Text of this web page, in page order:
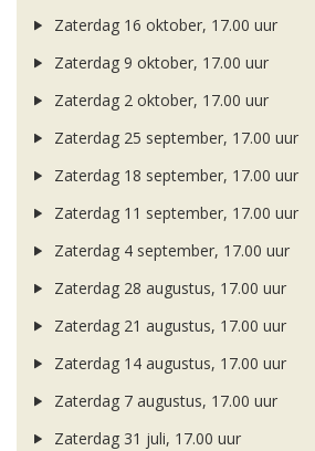
Zaterdag 16 oktober, 17.00 uur
Zaterdag 9 oktober, 17.00 uur
Zaterdag 2 oktober, 17.00 uur
Zaterdag 25 september, 17.00 uur
Zaterdag 18 september, 17.00 uur
Zaterdag 11 september, 17.00 uur
Zaterdag 4 september, 17.00 uur
Zaterdag 28 augustus, 17.00 uur
Zaterdag 21 augustus, 17.00 uur
Zaterdag 14 augustus, 17.00 uur
Zaterdag 7 augustus, 17.00 uur
Zaterdag 31 juli, 17.00 uur